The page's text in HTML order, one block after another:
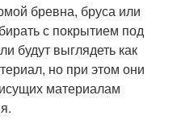
бревна, бруса или
с покрытием под
будут выглядеть как
но при этом они
материалам